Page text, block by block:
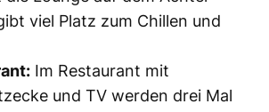
viel Platz zum Chillen und
Im Restaurant mit
und TV werden drei Mal